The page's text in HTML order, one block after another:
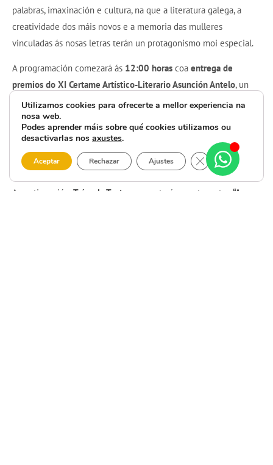
palabras, imaxinación e cultura, na que a literatura galega, a
creatividade dos máis novos e a memoria das mulleres
vinculadas ás nosas letras terán un protagonismo moi especial.
A programación comezará ás 12:00 horas coa entrega de
premios do XI Certame Artístico-Literario Asunción Antelo, un
momento para recoñecer o esforzo, a sensibilidade e o talento
das nenas, nenos, mozos e mozas participantes. Este certame
mantén viva a palabra, a arte e o legado de
Suárez, reforzando o valor da creación cultural desde as
primeiras idades.
A continuación, Trémola Teatro presentará o contacontos “As
Utilizamos cookies para ofrecerte a mellor experiencia na
nosa web.
Podes aprender máis sobre qué cookies utilizamos ou
desactivarlas nos axustes.
Aceptar Rechazar Ajustes Close GDPR